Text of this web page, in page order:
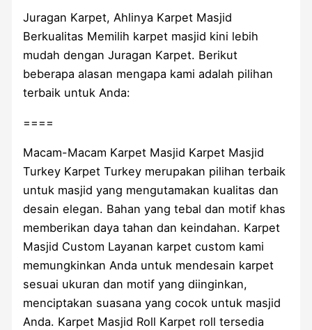
Juragan Karpet, Ahlinya Karpet Masjid
Berkualitas Memilih karpet masjid kini lebih
mudah dengan Juragan Karpet. Berikut
beberapa alasan mengapa kami adalah pilihan
terbaik untuk Anda:
====
Macam-Macam Karpet Masjid Karpet Masjid
Turkey Karpet Turkey merupakan pilihan terbaik
untuk masjid yang mengutamakan kualitas dan
desain elegan. Bahan yang tebal dan motif khas
memberikan daya tahan dan keindahan. Karpet
Masjid Custom Layanan karpet custom kami
memungkinkan Anda untuk mendesain karpet
sesuai ukuran dan motif yang diinginkan,
menciptakan suasana yang cocok untuk masjid
Anda. Karpet Masjid Roll Karpet roll tersedia